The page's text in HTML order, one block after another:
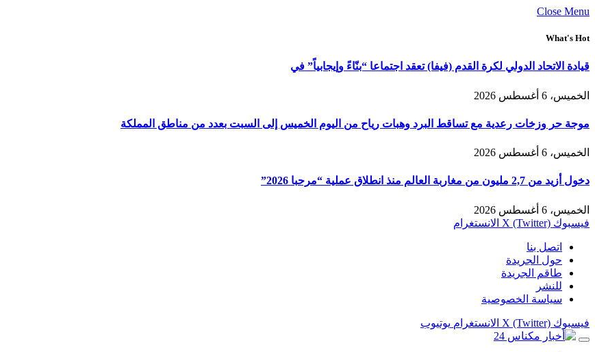
Close Menu
What's Hot
قيادة الاتحاد الدولي لكرة القدم (فيفا) تعقد اجتماعا “بنّاءً وإيجابياً” في
الخميس، 6 أغسطس 2026
موجة حر وزخات رعدية مع تساقط البرد وهبات رياح من اليوم الخميس إلى السبت بعدد من مناطق المملكة
الخميس، 6 أغسطس 2026
دخول أزيد من 2,7 مليون من مغاربة العالم منذ انطلاق عملية “مرحبا 2026”
الخميس، 6 أغسطس 2026
فيسبوك X (Twitter) الانستغرام
اتصل بنا
حول الجريدة
طاقم الجريدة
للنشر
سياسة الخصوصية
فيسبوك X (Twitter) الانستغرام يوتيوب